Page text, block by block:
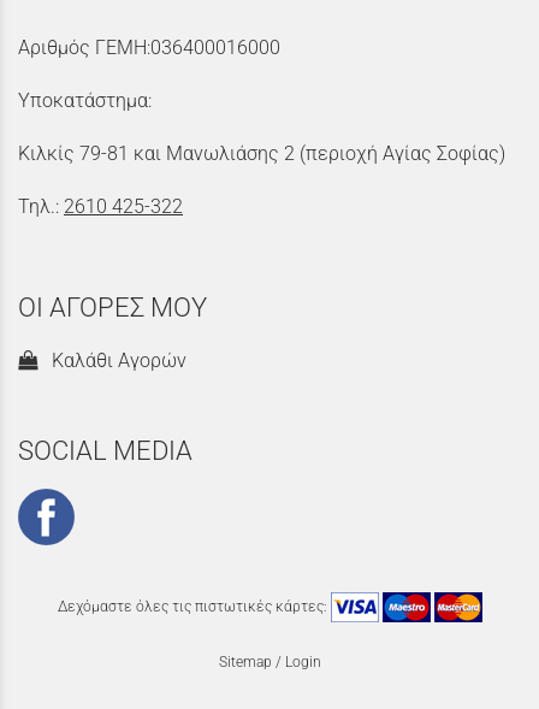
Αριθμός ΓΕΜΗ:036400016000
Υποκατάστημα:
Κιλκίς 79-81 και Μανωλιάσης 2 (περιοχή Αγίας Σοφίας)
Τηλ.: 2610 425-322
ΟΙ ΑΓΟΡΕΣ ΜΟΥ
Καλάθι Αγορών
SOCIAL MEDIA
Δεχόμαστε όλες τις πιστωτικές κάρτες:
Sitemap / Login